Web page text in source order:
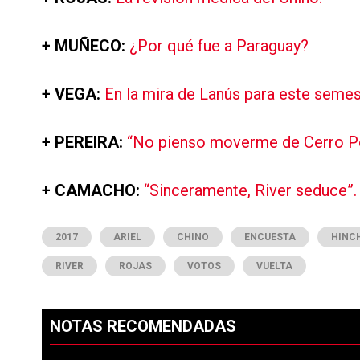
+ MUÑECO: ¿Por qué fue a Paraguay?
+ VEGA: En la mira de Lanús para este
+ PEREIRA: “No pienso moverme de Cerro
+ CAMACHO: “Sinceramente, River seduce”.
2017 ARIEL CHINO ENCUESTA
RIVER ROJAS VOTOS VUELTA
NOTAS RECOMENDADAS